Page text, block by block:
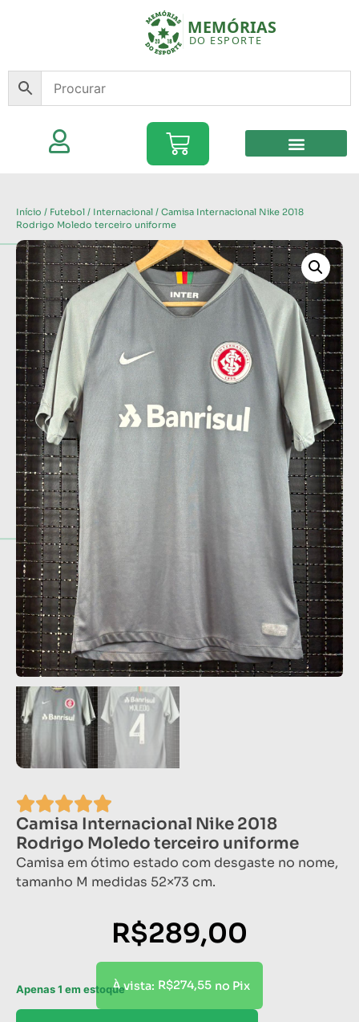
Início / Futebol / Internacional / Camisa Internacional Nike 2018
Rodrigo Moledo terceiro uniforme
Camisa Internacional Nike 2018
Rodrigo Moledo terceiro uniforme
Camisa em ótimo estado com desgaste no nome,
tamanho M medidas 52×73 cm.
R$289,00
À vista: R$274,55 no Pix
Apenas 1 em estoque